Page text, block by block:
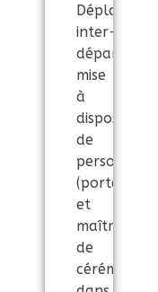
inter-
mise
à
disposition
de
personnel
(porteurs
et
maître
de
cérémonie